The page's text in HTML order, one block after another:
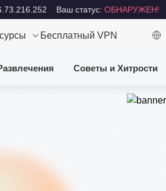
Ваш статус: ОБНАРУЖЕН!
Бесплатный VPN
Советы и Хитрости